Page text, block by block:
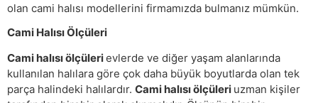
olan cami halısı modellerini firmamızda bulmanız mümkün.
Cami Halısı Ölçüleri
Cami halısı ölçülerievlerde ve diğer yaşam alanlarında
kullanılan halılara göre çok daha büyük boyutlarda olan tek
parça halindeki halılardır. Cami halısı ölçüleri uzman kişiler